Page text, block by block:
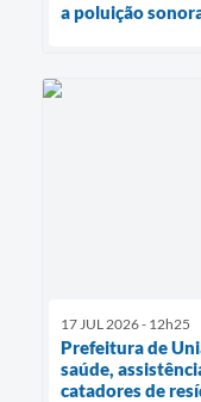
a poluição
17 JUL 2026 - 12h25
Prefeitura de
saúde,
catadores de